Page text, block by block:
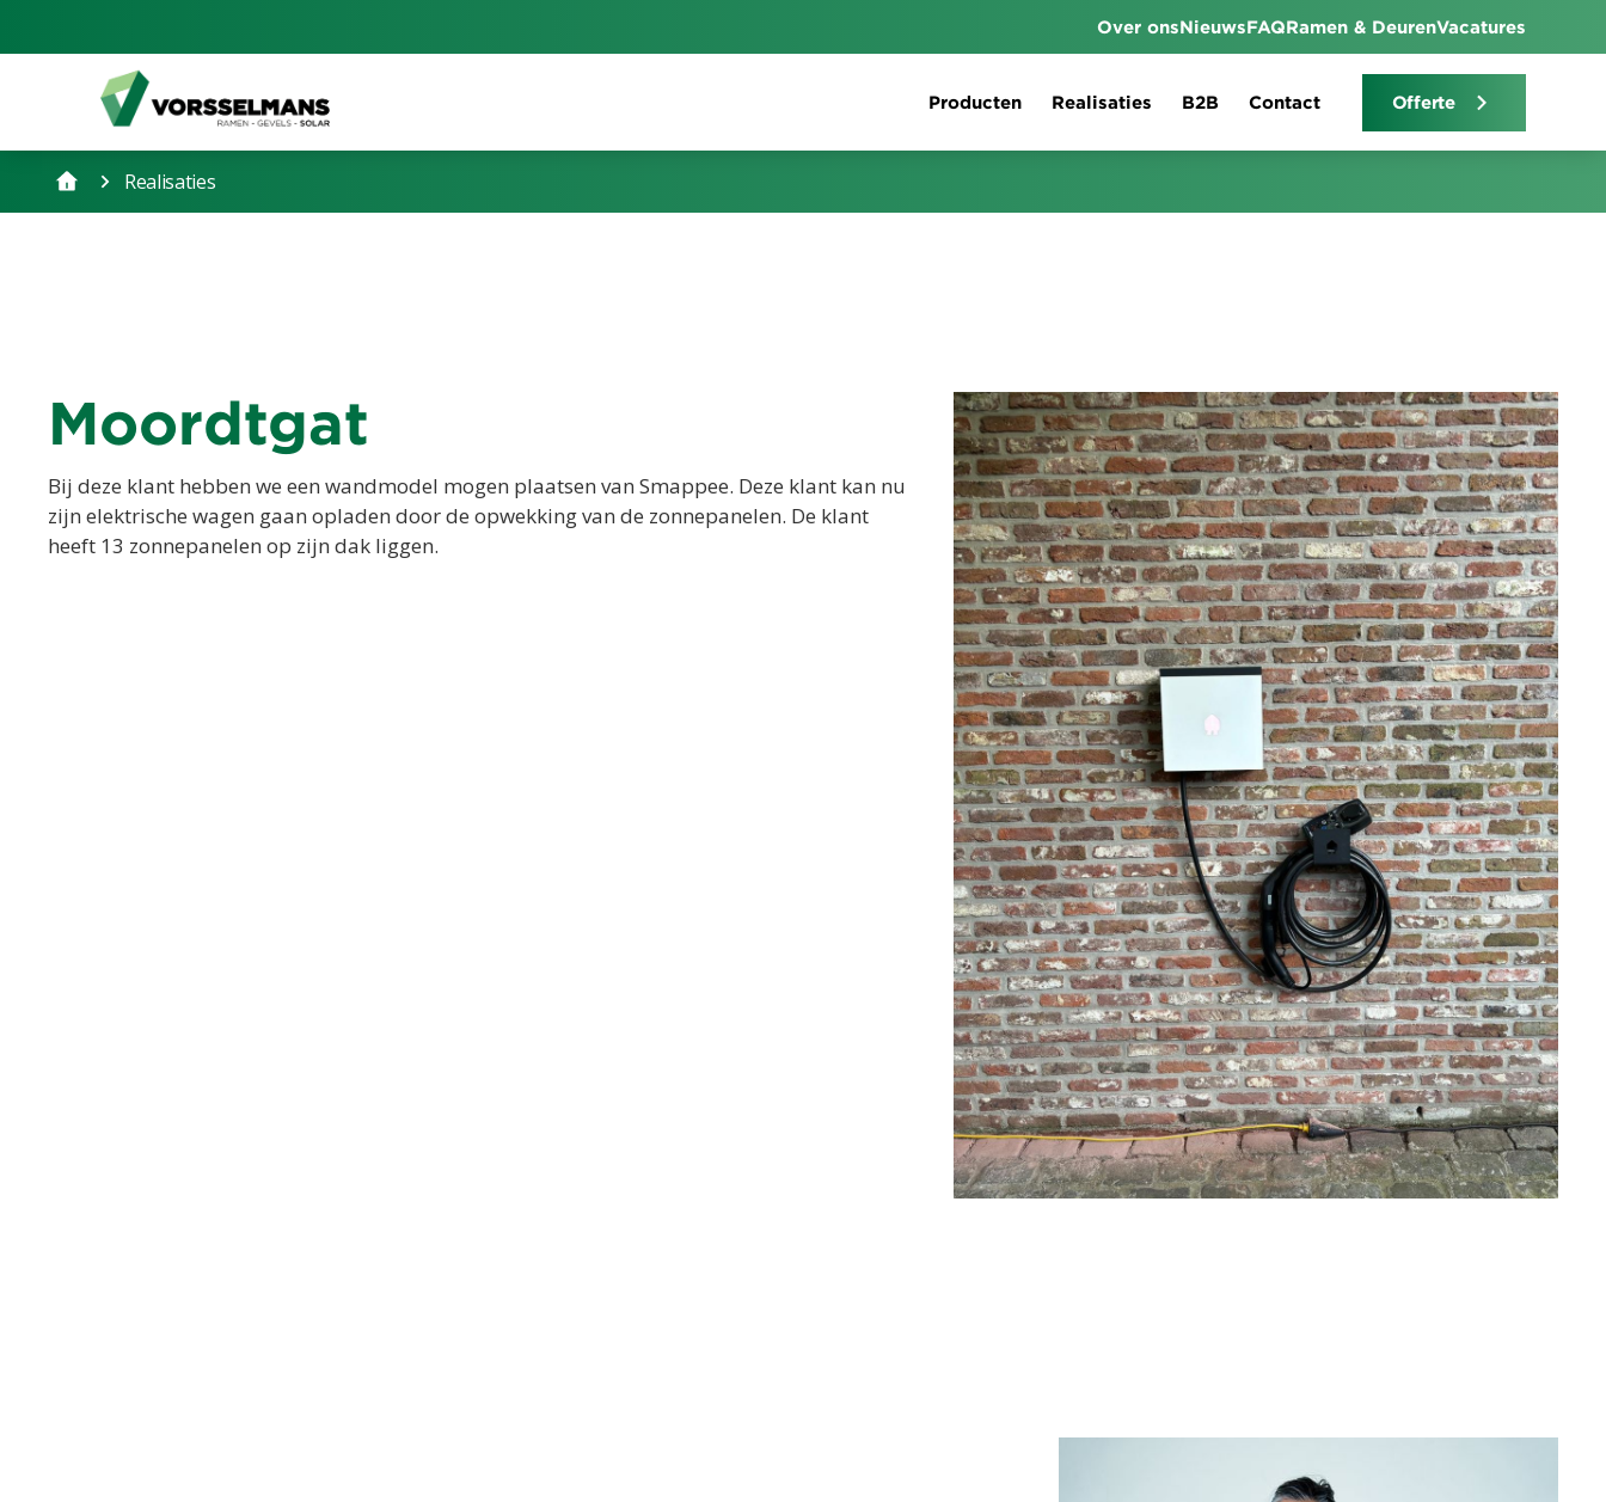
Over onsNieuwsFAQRamen & DeurenVacatures
Producten Realisaties B2B Contact Offerte
Realisaties
Moordtgat
Bij deze klant hebben we een wandmodel mogen plaatsen van Smappee. Deze klant kan nu
zijn elektrische wagen gaan opladen door de opwekking van de zonnepanelen. De klant
heeft 13 zonnepanelen op zijn dak liggen.